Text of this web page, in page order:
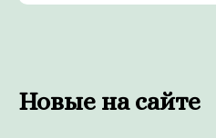
Новые на сайте